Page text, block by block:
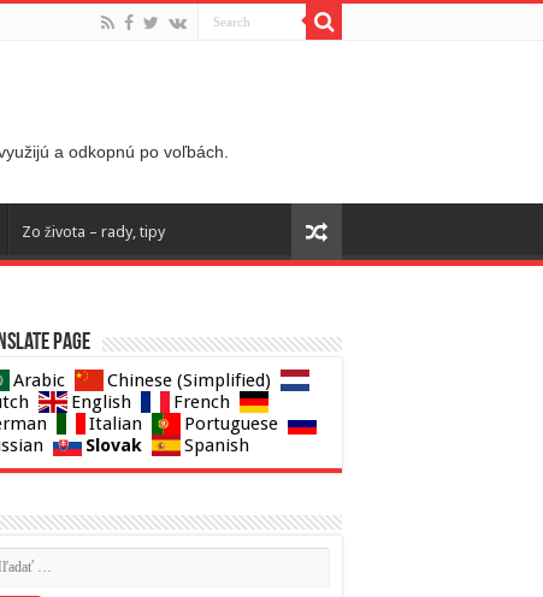
a odkopnú po voľbách.
Zo života – rady, tipy
page
Arabic
Chinese (Simplified)
English
French
Italian
Portuguese
Slovak Spanish